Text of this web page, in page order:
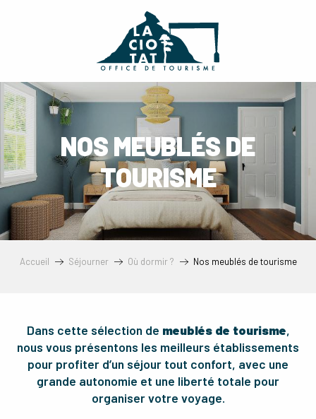
NOS MEUBLÉS DE
TOURISME
Accueil Séjourner Où dormir ? Nos meublés de tourisme
Dans cette sélection de meublés de tourisme,
nous vous présentons les meilleurs établissements
pour profiter d’un séjour tout confort, avec une
grande autonomie et une liberté totale pour
organiser votre voyage.